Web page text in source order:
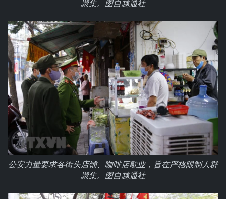
聚集。图自越通社
公安力量要求各街头店铺、咖啡店歇业，旨在严格限制人群
聚集。图自越通社